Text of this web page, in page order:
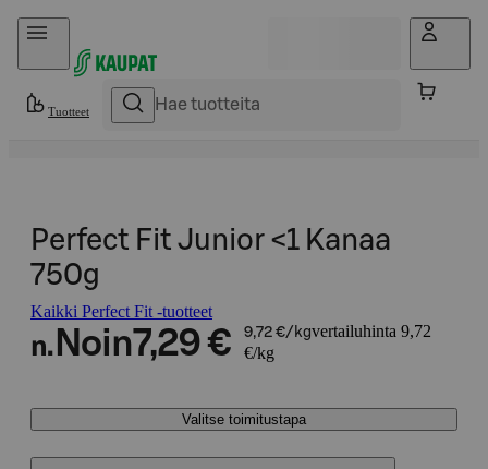
Hyppää sisältöön
Tuotteet
Perfect Fit Junior <1 Kanaa
750g
Kaikki Perfect Fit -tuotteet
n. Noin7,29 € 9,72 €/kgvertailuhinta 9,72
€/kg
Valitse toimitustapa